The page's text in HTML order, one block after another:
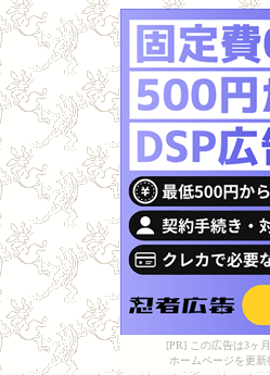
[PR] この広告は3ヶ
ホームページを更